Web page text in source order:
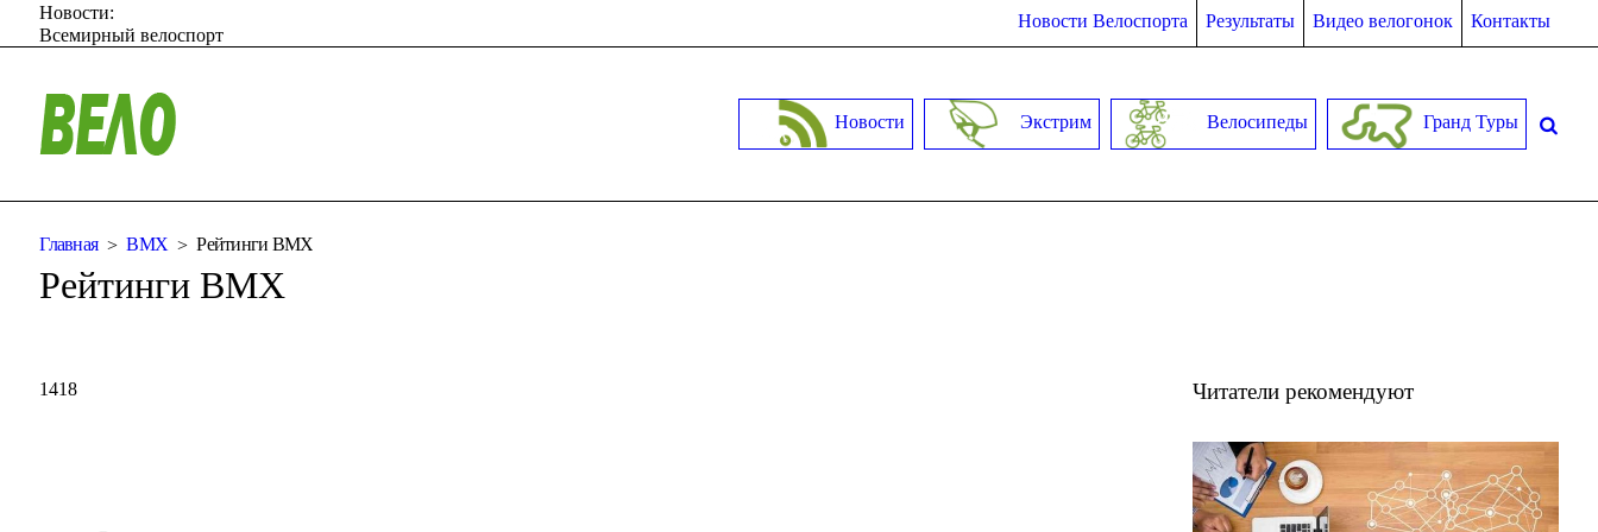
Новости Велоспорта Результаты Видео велогонок Контакты
Новости:
Всемирный велоспорт
Новости Экстрим Велосипеды Гранд Туры
Главная ВМХ Рейтинги BMX
Рейтинги BMX
1418 Читатели рекомендуют